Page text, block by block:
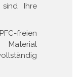
sind Ihre
freien